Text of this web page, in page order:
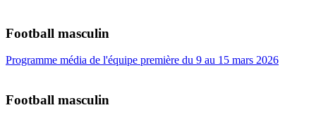
Football masculin
Programme média de l'équipe première du 9 au 15 mars 2026
Football masculin